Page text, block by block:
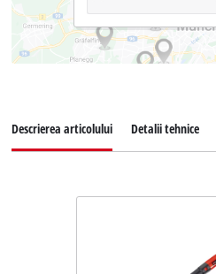
Descrierea articolului Detalii tehnice